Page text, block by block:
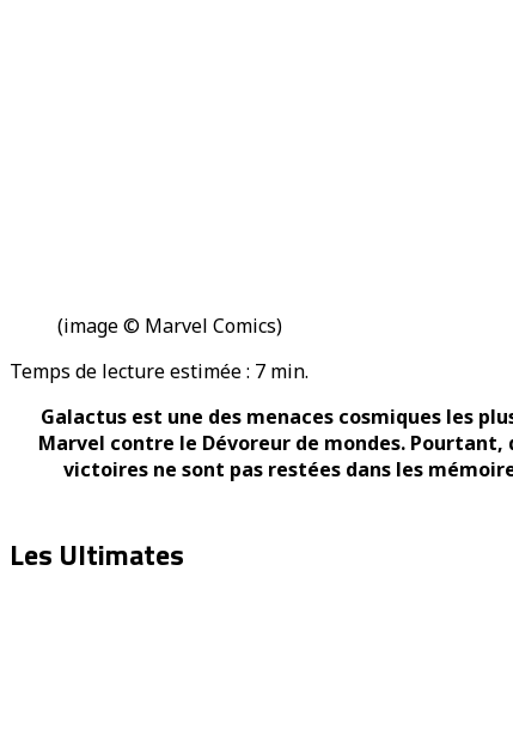
(image © Marvel Comics)
Temps de lecture estimée : 7 min.
Galactus est une des menaces cosmiques les
Marvel contre le Dévoreur de mondes.
victoires ne sont pas restées dans les
Les Ultimates